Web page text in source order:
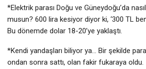
*Elektrik parası Doğu ve Güneydoğu’da
musun? 600 lira kesiyor diyor ki, ‘300 TL
Bu dönemde dolar 18-20’ye yaklaştı.
*Kendi yandaşları biliyor ya… Bir şekilde
ondan sonra sattı, olan fakir fukaraya oldu.